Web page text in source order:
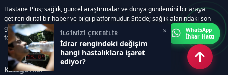
İLGİNİZİ ÇEKEBİLİR
İdrar rengindeki değişim
hangi hastalıklara işaret
ediyor?
×
Hastane Plus; sağlık, güncel araştırmalar ve dünya gündemini bir araya
getiren dijital bir haber ve bilgi platformudur. Sitede; sağlık alanındaki son
gelişmeler, bilimsel araştırmalar, yaşam rehberleri, resmi ilanlar, video ve
fotoğraf galerileri ve e-gazete içerikleri yer almaktadır.
Kategoriler
WhatsApp
İhbar Hattı